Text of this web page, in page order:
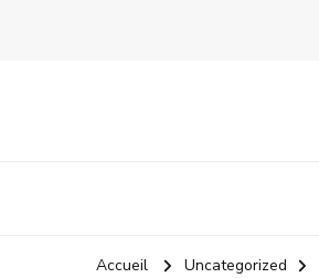
Accueil Uncategorized